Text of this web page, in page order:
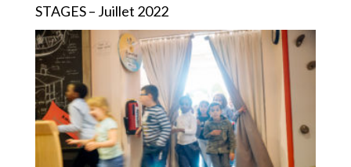
STAGES – Juillet 2022